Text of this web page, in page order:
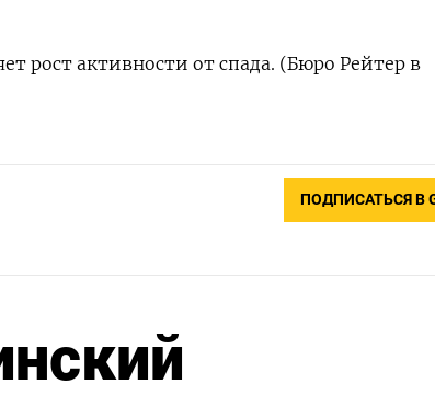
рост активности от спада. (Бюро Рейтер в
ПОДПИСАТЬСЯ В